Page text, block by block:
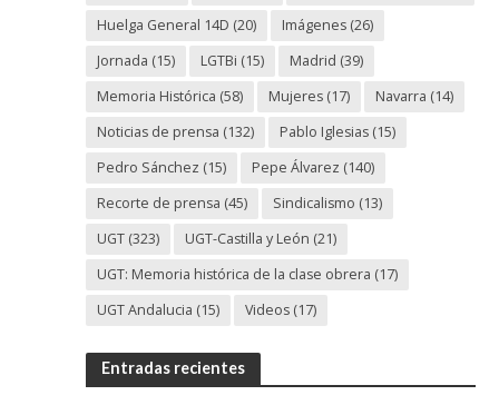
Huelga General 14D (20) Imágenes(26)
Jornada (15) LGTBi (15) Madrid (39)
Memoria Histórica (58) Mujeres(17) Navarra (14)
Noticias de prensa (132) Pablo Iglesias(15)
Pedro Sánchez (15) Pepe Álvarez (140)
Recorte de prensa (45) Sindicalismo (13)
UGT(323) UGT-Castilla y León (21)
UGT: Memoria histórica de la clase obrera (17)
UGT Andalucia (15) Videos(17)
Entradas recientes